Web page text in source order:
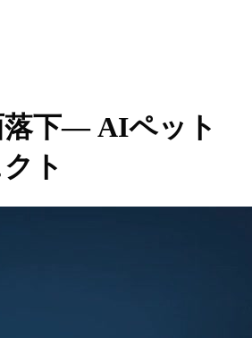
下— AIペット
ト